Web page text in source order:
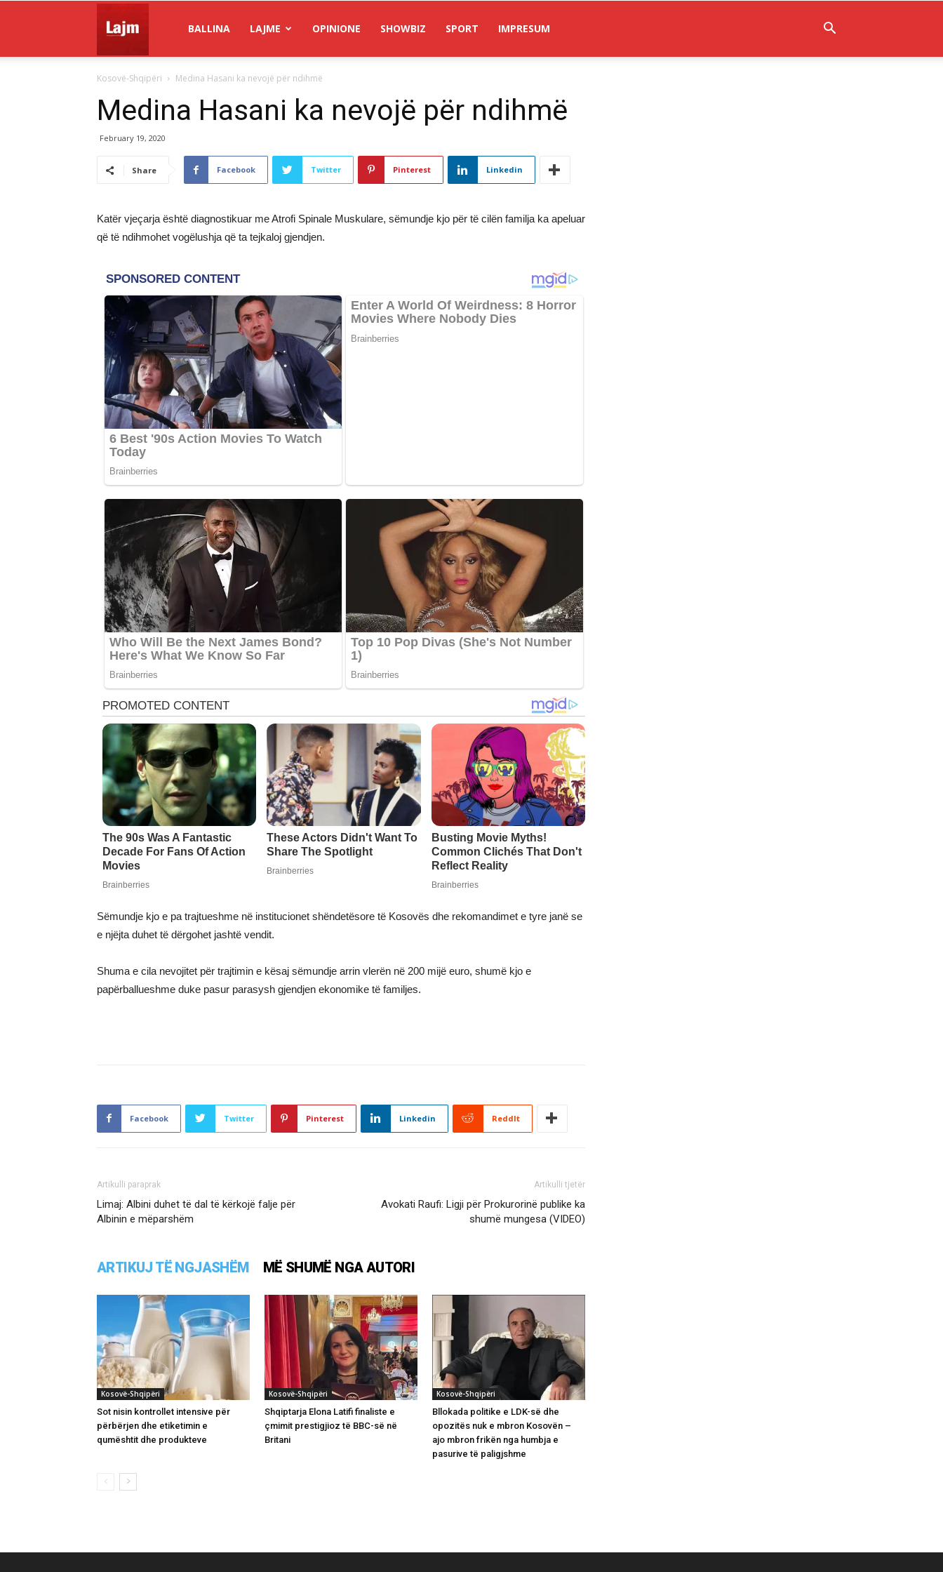
Lajm
BALLINA LAJME OPINIONE SHOWBIZ SPORT IMPRESUM
Kosovë-Shqipëri Medina Hasani ka nevojë për ndihmë
Medina Hasani ka nevojë për ndihmë
February 19, 2020
Share Facebook Twitter Pinterest Linkedin
Katër vjeçarja është diagnostikuar me Atrofi Spinale Muskulare, sëmundje kjo për të cilën familja ka apeluar
që të ndihmohet vogëlushja që ta tejkaloj gjendjen.
Sëmundje kjo e pa trajtueshme në institucionet shëndetësore të Kosovës dhe rekomandimet e tyre janë se
e njëjta duhet të dërgohet jashtë vendit.
Shuma e cila nevojitet për trajtimin e kësaj sëmundje arrin vlerën në 200 mijë euro, shumë kjo e
papërballueshme duke pasur parasysh gjendjen ekonomike të familjes.
Facebook Twitter Pinterest Linkedin ReddIt
Artikulli paraprak
Limaj: Albini duhet të dal të kërkojë falje për
Albinin e mëparshëm
Artikulli tjetër
Avokati Raufi: Ligji për Prokurorinë publike ka
shumë mungesa (VIDEO)
ARTIKUJ TË NGJASHËM MË SHUMË NGA AUTORI
Kosovë-Shqipëri
Sot nisin kontrollet intensive për
përbërjen dhe etiketimin e
qumështit dhe produkteve
Kosovë-Shqipëri
Shqiptarja Elona Latifi finaliste e
çmimit prestigjioz të BBC-së në
Britani
Kosovë-Shqipëri
Bllokada politike e LDK-së dhe
opozitës nuk e mbron Kosovën –
ajo mbron frikën nga humbja e
pasurive të paligjshme